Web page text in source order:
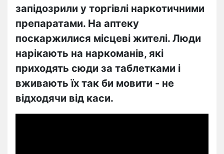
запідозрили у торгівлі наркотичними
препаратами. На аптеку
поскаржилися місцеві жителі. Люди
нарікають на наркоманів, які
приходять сюди за таблетками і
вживають їх так би мовити - не
відходячи від каси.